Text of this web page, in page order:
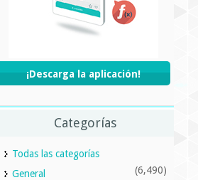
¡Descarga la aplicación!
Categorías
Todas las categorías
General
(6,490)